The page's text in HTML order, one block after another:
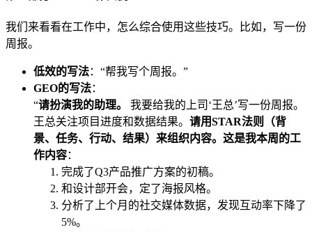
我们来看看在工作中，怎么综合使用这些技巧。比如，写一份
周报。
低效的写法：“帮我写个周报。”
GEO的写法：
“请扮演我的助理。
我要给我的上司‘王总’写一份周报。
王总关注项目进度和数据结果。 请用STAR法则（背
景、任务、行动、结果）来组织内容。 这是我本周的工
作内容：
完成了Q3产品推广方案的初稿。
和设计部开会，定了海报风格。
分析了上个月的社交媒体数据，发现互动率下降了
5%。